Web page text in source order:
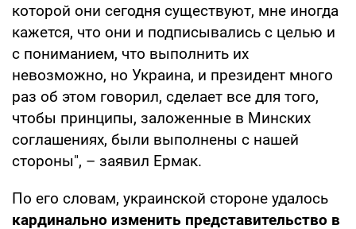
которой они сегодня существуют, мне иногда
кажется, что они и подписывались с целью и
с пониманием, что выполнить их
невозможно, но Украина, и президент много
раз об этом говорил, сделает все для того,
чтобы принципы, заложенные в Минских
соглашениях, были выполнены с нашей
стороны", – заявил Ермак.
По его словам, украинской стороне удалось
кардинально изменить представительство в